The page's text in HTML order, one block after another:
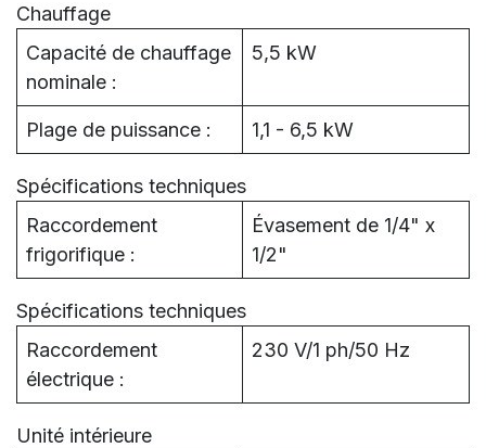
Chauffage
Capacité de chauffage
nominale :
5,5 kW
Plage de puissance : 1,1 - 6,5 kW
Spécifications techniques
Raccordement
frigorifique :
Évasement de 1/4" x
1/2"
Spécifications techniques
Raccordement
électrique :
230 V/1 ph/50 Hz
Unité intérieure